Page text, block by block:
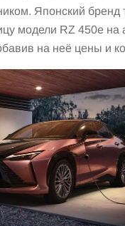
Японский бренд
модели RZ 450e на
на неё цены и